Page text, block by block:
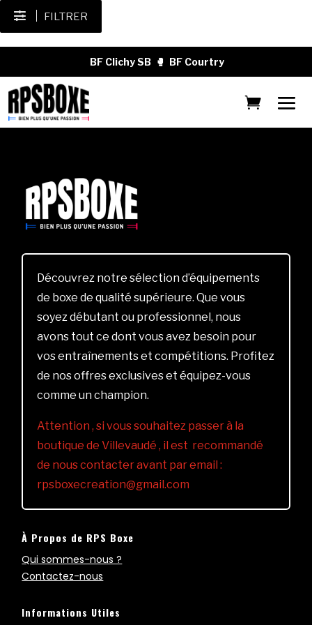
FILTRER
BF Clichy SB 🥊 BF Courtry
Découvrez notre sélection d’équipements
de boxe de qualité supérieure. Que vous
soyez débutant ou professionnel, nous
avons tout ce dont vous avez besoin pour
vos entraînements et compétitions. Profitez
de nos offres exclusives et équipez-vous
comme un champion.
Attention , si vous souhaitez passer à la
boutique de Villevaudé , il est recommandé
de nous contacter avant par email :
rpsboxecreation@gmail.com
À Propos de RPS Boxe
Qui sommes-nous ?
Contactez-nous
Informations Utiles